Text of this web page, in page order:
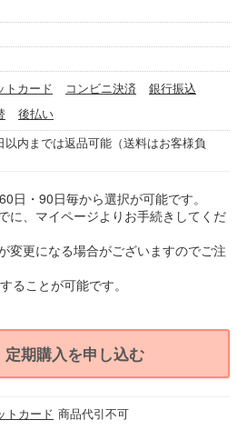
トカード コンビニ決済
銀行振込
後払い
以内までは返品可能（送料はお客様負
日・90日毎から選択が可能です。
に、マイページよりお手続きしてくだ
変更になる場合がございますのでご注
ることが可能です。
定期購入を申し込む
トカード 商品代引不可